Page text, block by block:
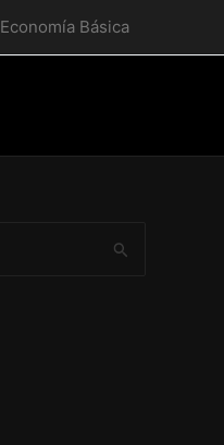
Economía Básica